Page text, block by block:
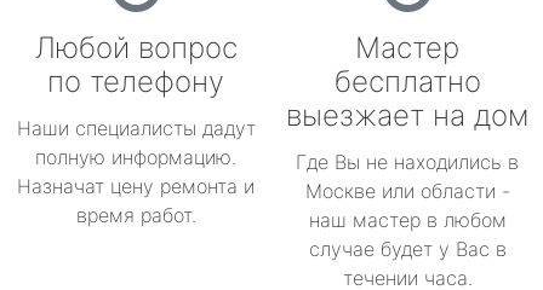
Любой вопрос
по телефону
Наши специалисты дадут
полную информацию.
Назначат цену ремонта и
время работ.
Мастер
бесплатно
выезжает на дом
Где Вы не находились в
Москве или области -
наш мастер в любом
случае будет у Вас в
течении часа.